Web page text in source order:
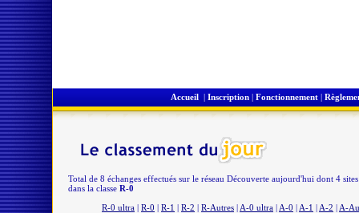
Accueil | Inscription | Fonctionnement |
Total de 8 échanges effectués sur le réseau Découverte aujourd'hui dont 4
dans la classe R-0
R-0 ultra | R-0 | R-1 | R-2 | R-Autres | A-0 ultra | A-0 | A-1 | A-2 | A-